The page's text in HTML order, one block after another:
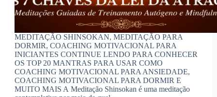
MEDITAÇÃO SHINSOKAN, MEDITAÇÃO PARA
DORMIR, COACHING MOTIVACIONAL PARA
INICIANTES CONTINUE LENDO PARA CONHECER
OS TOP 20 MANTRAS PARA USAR COMO
COACHING MOTIVACIONAL PARA ANSIEDADE,
COACHING MOTIVACIONAL PARA DORMIR E
MUITO MAIS A Meditação Shinsokan é uma meditação